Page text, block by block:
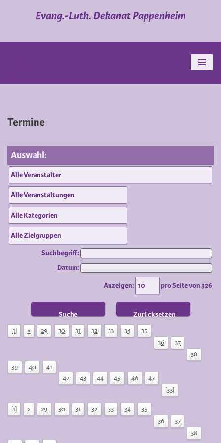
Evang.-Luth. Dekanat Pappenheim
Termine
Auswahl:
Suchbegriff:
Datum:
Anzeigen: pro Seite von326
Suche Zurücksetzen
[1] « 29 30 31 32 33 34
35
36
37
38
39
40
41
42
43 44 45 46
47
[33]
[1] « 29 30 31 32 33 34
35
36
37
38